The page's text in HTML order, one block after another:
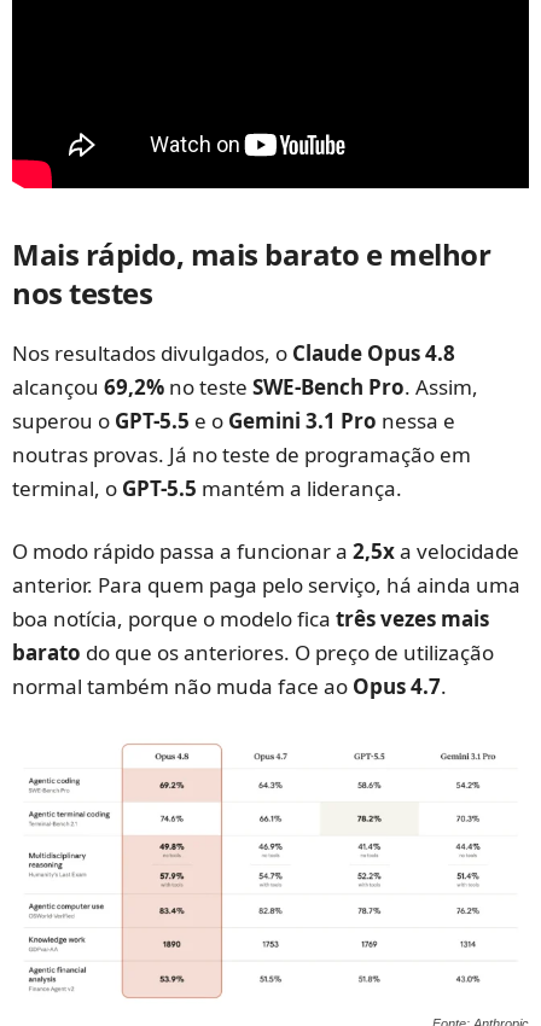
Mais rápido, mais barato e melhor
nos testes
Nos resultados divulgados, o Claude Opus 4.8
alcançou 69,2% no teste SWE-Bench Pro. Assim,
superou o GPT-5.5 e o Gemini 3.1 Pro nessa e
noutras provas. Já no teste de programação em
terminal, o GPT-5.5 mantém a liderança.
O modo rápido passa a funcionar a 2,5xa velocidade
anterior. Para quem paga pelo serviço, há ainda uma
boa notícia, porque o modelo fica três vezes mais
barato do que os anteriores. O preço de utilização
normal também não muda face ao Opus 4.7.